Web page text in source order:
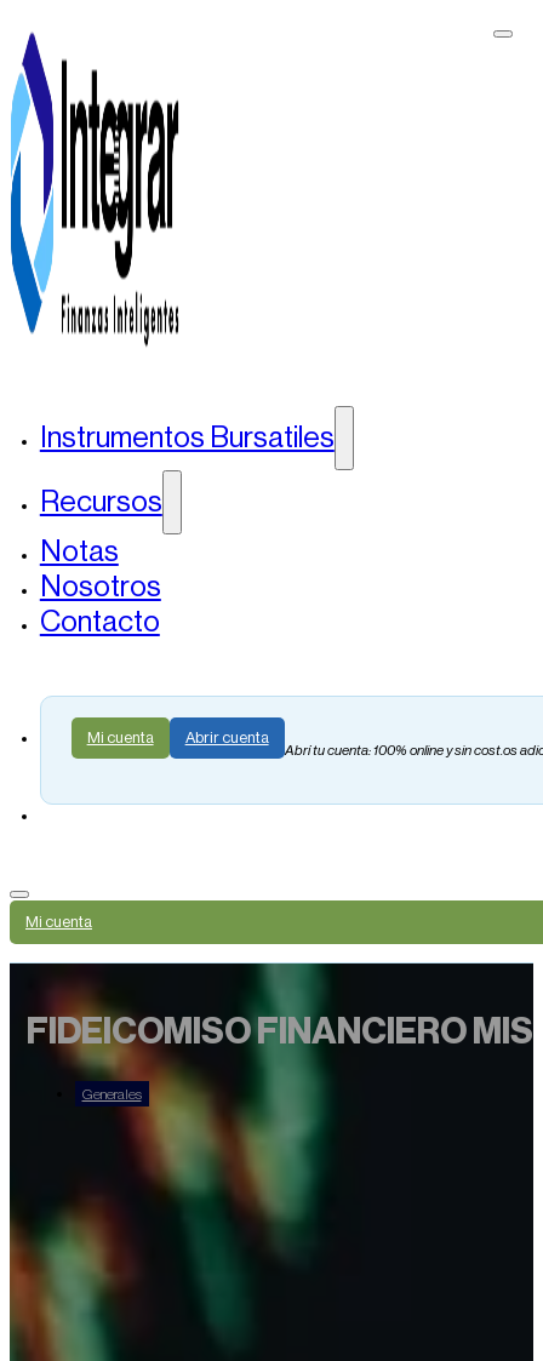
Instrumentos Bursatiles
Recursos
Notas
Nosotros
Contacto
Mi cuenta Abrir cuenta
Abrí tu cuenta: 100% online y sin cost.os
Mi cuenta
FIDEICOMISO FINANCIERO MIS
Generales